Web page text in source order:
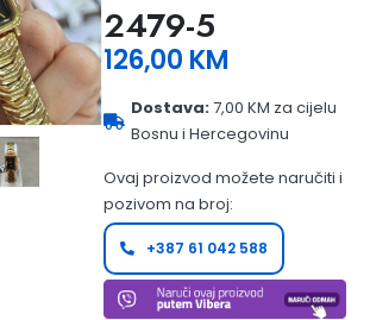
2479-5
126,00 KM
Dostava:7,00 KM za cijelu
Bosnu i Hercegovinu
Ovaj proizvod možete naručiti i
pozivom na broj:
+387 61 042 588